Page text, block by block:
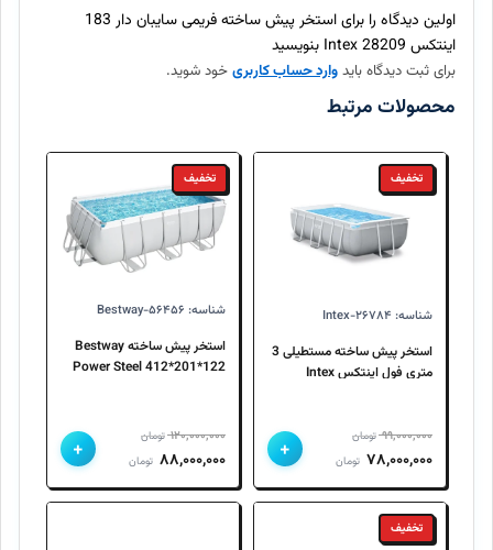
ارسال سفارش چند روز طول میکشد؟
آیا امکان بازگرداندن کالا وجود دارد؟
اولین دیدگاه را برای استخر پیش ساخته فریمی سایبان دار 183
اینتکس 28209 Intex بنویسید
برای ثبت دیدگاه بایدوارد حساب کاربریخود شوید.
محصولات مرتبط
تخفیف
شناسه: Intex-۲۶۷۸۴
استخر پیش ساخته مستطیلی 3
متری فول اینتکس Intex
۹۹,۰۰۰,۰۰۰ تومان
قیمت
اصلی
۹۹,۰۰۰,۰۰۰ تومان
بود.
۷۸,۰۰۰,۰۰۰ تومانقیمت
فعلی
۷۸,۰۰۰,۰۰۰ تومان
+
تخفیف
شناسه: Bestway-۵۶۴۵۶
استخر پیش ساخته Bestway
Power Steel 412*201*122
۱۲۰,۰۰۰,۰۰۰ تومان
قیمت
اصلی
۱۲۰,۰۰۰,۰۰۰ تومان
۸۸,۰۰۰,۰۰۰ تومانقیمت
فعلی
۸۸,۰۰۰,۰۰۰ تومان
+
تخفیف